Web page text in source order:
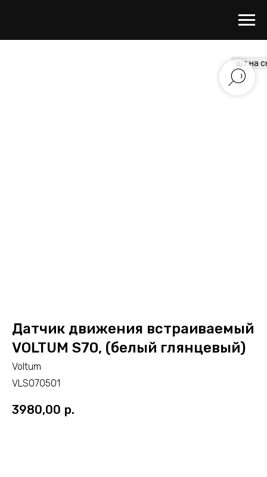
Датчик движения встраиваемый
VOLTUM S70, (белый глянцевый)
Voltum
VLS070501
3980,00 р.